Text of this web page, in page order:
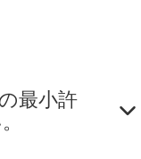
最小許